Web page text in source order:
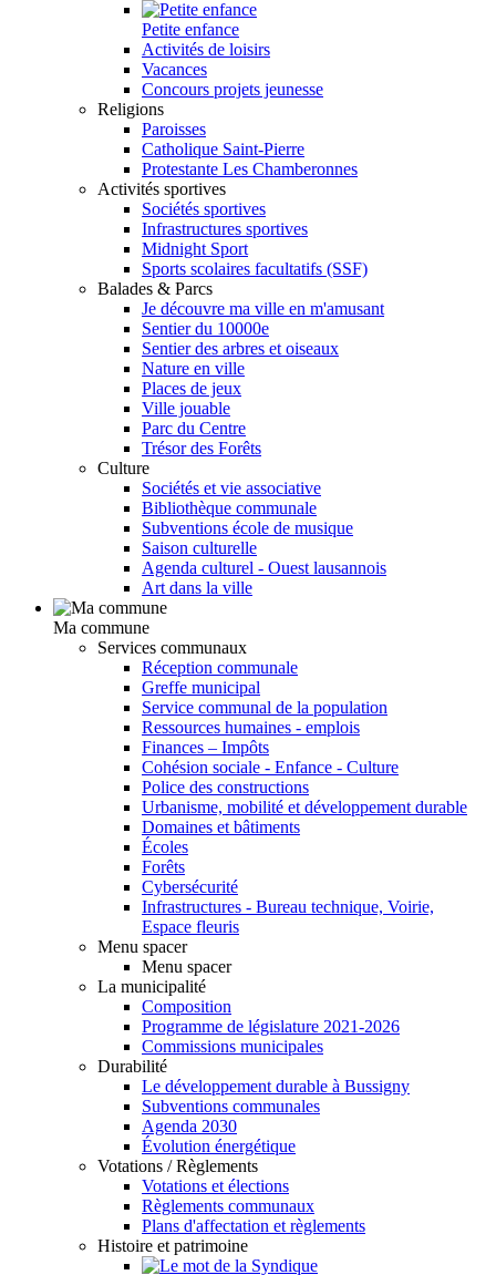
Petite enfance
Activités de loisirs
Vacances
Concours projets jeunesse
Religions
Paroisses
Catholique Saint-Pierre
Protestante Les Chamberonnes
Activités sportives
Sociétés sportives
Infrastructures sportives
Midnight Sport
Sports scolaires facultatifs (SSF)
Balades & Parcs
Je découvre ma ville en m'amusant
Sentier du 10000e
Sentier des arbres et oiseaux
Nature en ville
Places de jeux
Ville jouable
Parc du Centre
Trésor des Forêts
Culture
Sociétés et vie associative
Bibliothèque communale
Subventions école de musique
Saison culturelle
Agenda culturel - Ouest lausannois
Art dans la ville
Ma commune
Services communaux
Réception communale
Greffe municipal
Service communal de la population
Ressources humaines - emplois
Finances – Impôts
Cohésion sociale - Enfance - Culture
Police des constructions
Urbanisme, mobilité et développement durable
Domaines et bâtiments
Écoles
Forêts
Cybersécurité
Infrastructures - Bureau technique, Voirie,
Espace fleuris
Menu spacer
Menu spacer
La municipalité
Composition
Programme de législature 2021-2026
Commissions municipales
Durabilité
Le développement durable à Bussigny
Subventions communales
Agenda 2030
Évolution énergétique
Votations / Règlements
Votations et élections
Règlements communaux
Plans d'affectation et règlements
Histoire et patrimoine